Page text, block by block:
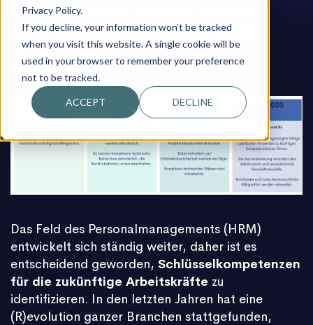
Privacy Policy.
If you decline, your information won’t be tracked
when you visit this website. A single cookie will be
used in your browser to remember your preference
not to be tracked.
ACCEPT DECLINE
No Code Low Code
Die Kompetenzen der
Zukunft
Das Feld des Personalmanagements (HRM)
entwickelt sich ständig weiter, daher ist es
entscheidend geworden, Schlüsselkompetenzen
für die zukünftige Arbeitskräfte zu
identifizieren. In den letzten Jahren hat eine
(R)evolution ganzer Branchen stattgefunden,